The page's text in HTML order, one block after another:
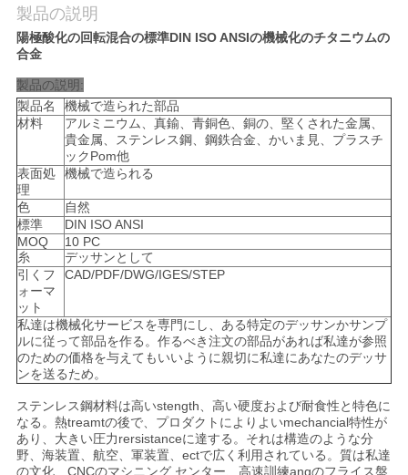
さ
い
ニ
ュ
ー
ス
引
金
を
求
め
製品の説明
陽極酸化の回転混合の標準DIN ISO ANSIの機械化のチタニウムの
合金
製品の説明:
製品名
機械で造られた部品
材料
アルミニウム、真鍮、青銅色、銅の、堅くされた金属、
貴金属、ステンレス鋼、鋼鉄合金、かいま見、プラスチ
ックPom他
表面処
理
機械で造られる
色
自然
標準
DIN ISO ANSI
MOQ
10 PC
糸
デッサンとして
引くフ
ォーマ
ット
CAD/PDF/DWG/IGES/STEP
私達は機械化サービスを専門にし、ある特定のデッサンかサンプ
ルに従って部品を作る。作るべき注文の部品があれば私達が参照
のための価格を与えてもいいように親切に私達にあなたのデッサ
ンを送るため。
ステンレス鋼材料は高いstength、高い硬度および耐食性と特色に
なる。熱treamtの後で、プロダクトによりよいmechancial特性が
あり、大きい圧力rersistanceに達する。それは構造のような分
野、海装置、航空、軍装置、ectで広く利用されている。質は私達
の文化、CNCのマシニング センター、高速訓練angのフライス盤